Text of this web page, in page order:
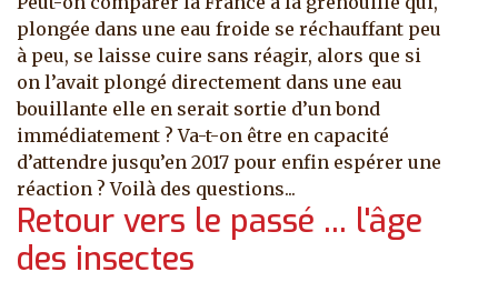
plongée dans une eau froide se réchauffant peu
à peu, se laisse cuire sans réagir, alors que si
on l’avait plongé directement dans une eau
bouillante elle en serait sortie d’un bond
immédiatement ? Va-t-on être en capacité
d’attendre jusqu’en 2017 pour enfin espérer une
réaction ? Voilà des questions...
Retour vers le passé ... l'âge
des insectes